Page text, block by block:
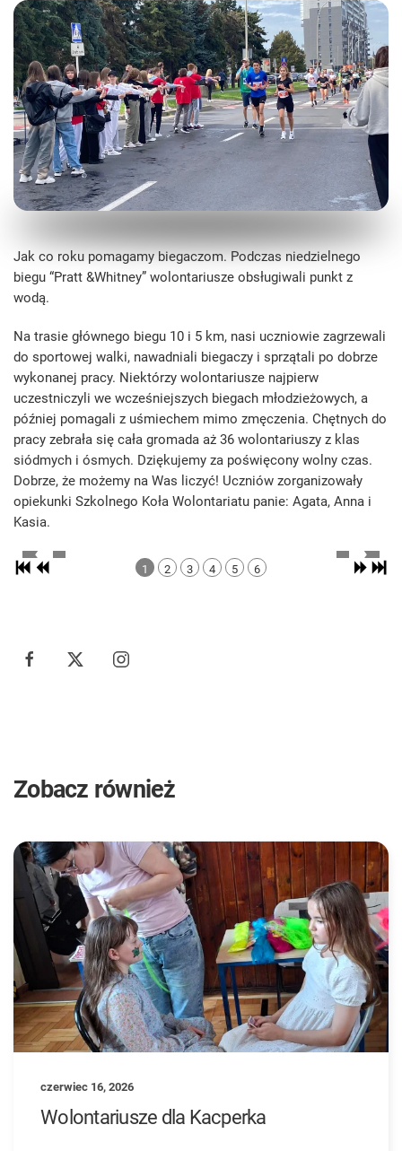
Jak co roku pomagamy biegaczom. Podczas niedzielnego
biegu “Pratt &Whitney” wolontariusze obsługiwali punkt z
wodą.
Na trasie głównego biegu 10 i 5 km, nasi uczniowie zagrzewali
do sportowej walki, nawadniali biegaczy i sprzątali po dobrze
wykonanej pracy. Niektórzy wolontariusze najpierw
uczestniczyli we wcześniejszych biegach młodzieżowych, a
później pomagali z uśmiechem mimo zmęczenia. Chętnych do
pracy zebrała się cała gromada aż 36 wolontariuszy z klas
siódmych i ósmych. Dziękujemy za poświęcony wolny czas.
Dobrze, że możemy na Was liczyć! Uczniów zorganizowały
opiekunki Szkolnego Koła Wolontariatu panie: Agata, Anna i
Kasia.
1 2 3 4 5 6
Zobacz również
czerwiec 16, 2026
Wolontariusze dla Kacperka